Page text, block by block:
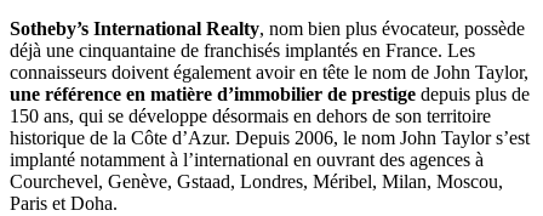
Sotheby’s International Realty, nom bien plus évocateur, possède
déjà une cinquantaine de franchisés implantés en France. Les
connaisseurs doivent également avoir en tête le nom de John Taylor,
une référence en matière d’immobilier de prestige depuis plus de
150 ans, qui se développe désormais en dehors de son territoire
historique de la Côte d’Azur. Depuis 2006, le nom John Taylor s’est
implanté notamment à l’international en ouvrant des agences à
Courchevel, Genève, Gstaad, Londres, Méribel, Milan, Moscou,
Paris et Doha.